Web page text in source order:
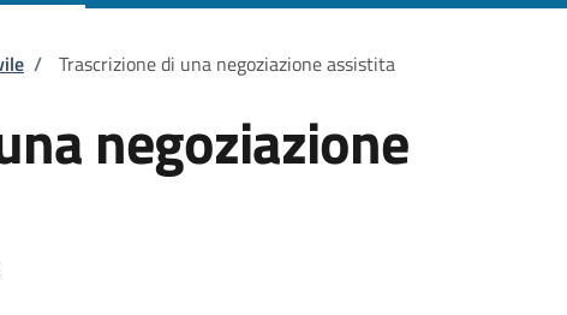
/ Trascrizione di una negoziazione assistita
negoziazione